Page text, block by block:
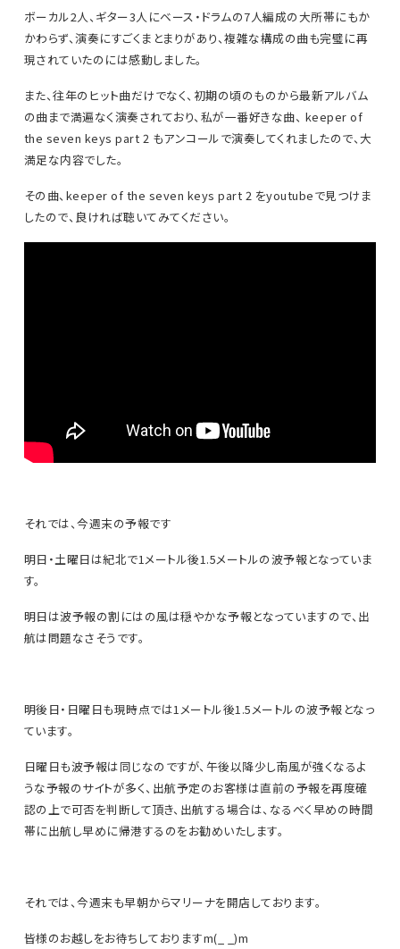
ボーカル2人、ギター3人にベース・ドラムの7人編成の大所帯にもか
かわらず、演奏にすごくまとまりがあり、複雑な構成の曲も完璧に再
現されていたのには感動しました。
また、往年のヒット曲だけでなく、初期の頃のものから最新アルバム
の曲まで満遍なく演奏されており、私が一番好きな曲、 keeper of
the seven keys part 2 もアンコールで演奏してくれましたので、大
満足な内容でした。
その曲、keeper of the seven keys part 2 をyoutubeで見つけま
したので、良ければ聴いてみてください。
それでは、今週末の予報です
明日・土曜日は紀北で1メートル後1.5メートルの波予報となっていま
す。
明日は波予報の割にはの風は穏やかな予報となっていますので、出
航は問題なさそうです。
明後日・日曜日も現時点では1メートル後1.5メートルの波予報となっ
ています。
日曜日も波予報は同じなのですが、午後以降少し南風が強くなるよ
うな予報のサイトが多く、出航予定のお客様は直前の予報を再度確
認の上で可否を判断して頂き、出航する場合は、なるべく早めの時間
帯に出航し早めに帰港するのをお勧めいたします。
それでは、今週末も早朝からマリーナを開店しております。
皆様のお越しをお待ちしておりますm(_ _)m